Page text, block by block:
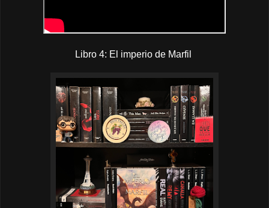
Libro 4: El imperio de Marfil